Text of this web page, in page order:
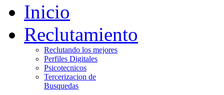
Inicio
Reclutamiento
Reclutando los mejores
Perfiles Digitales
Psicotecnicos
Tercerizacion de
Busquedas